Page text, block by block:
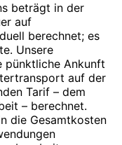
beträgt in der
auf
berechnet; es
Unsere
pünktliche Ankunft
auf der
Tarif – dem
– berechnet.
die Gesamtkosten